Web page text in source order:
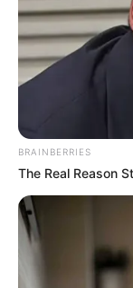
EMAIL
BRAINBERRIES
The Real Reason